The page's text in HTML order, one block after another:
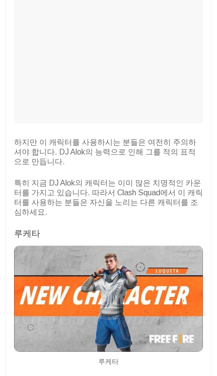
하지만 이 캐릭터를 사용하시는 분들은 여전히 주의하
셔야 합니다. DJ Alok의 능력으로 인해 그를 적의 표적
으로 만듭니다.
특히 지금 DJ Alok의 캐릭터는 이미 많은 치명적인 카운
터를 가지고 있습니다. 따라서 Clash Squad에서 이 캐릭
터를 사용하는 분들은 자신을 노리는 다른 캐릭터를 조
심하세요.
루케타
루케타